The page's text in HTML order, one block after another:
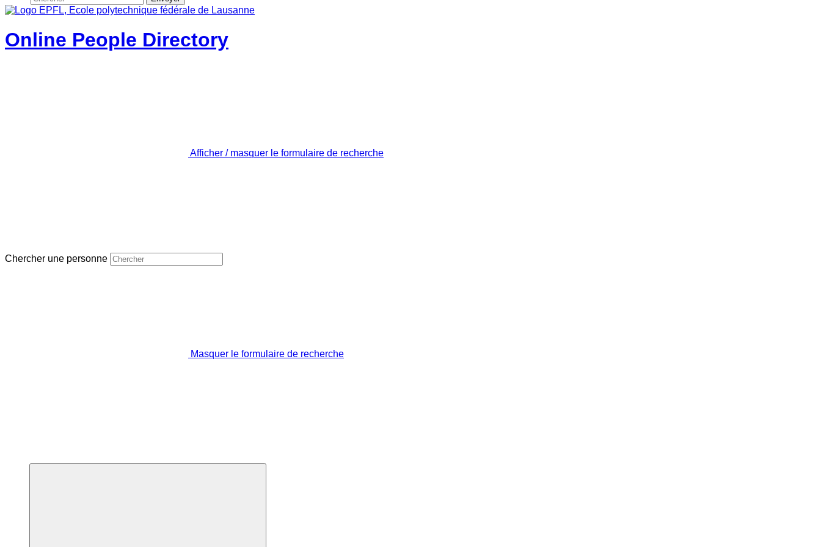
Online People Directory
Afficher / masquer le formulaire de recherche
Chercher une personne
Masquer le formulaire de recherche